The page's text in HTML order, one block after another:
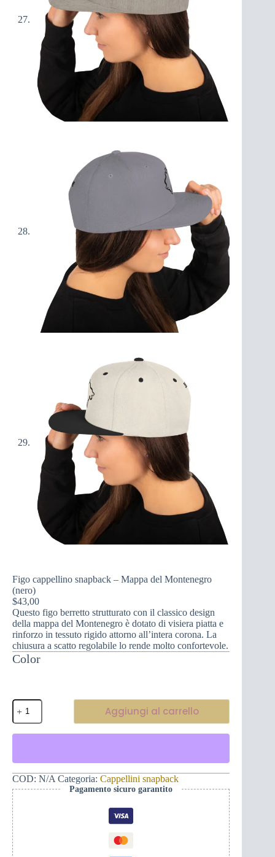
Figo cappellino snapback – Mappa del Montenegro
(nero)
$43,00
Questo figo berretto strutturato con il classico design
della mappa del Montenegro è dotato di visiera piatta e
rinforzo in tessuto rigido attorno all’intera corona. La
chiusura a scatto regolabile lo rende molto confortevole.
Color
Figo
cappellino
snapback
-
Montenegro
(nero)
quantità
Aggiungi al carrello
COD: N/A Categoria: Cappellini snapback
Pagamento sicuro garantito